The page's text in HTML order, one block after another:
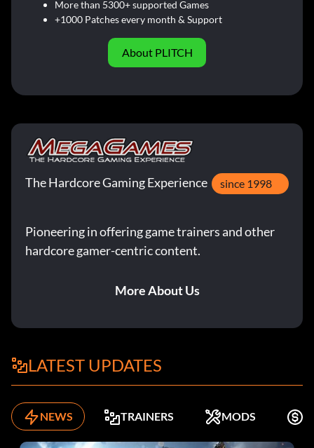
More than 5300+ supported Games
+1000 Patches every month & Support
About PLITCH
The Hardcore Gaming Experience since 1998
Pioneering in offering game trainers and other
hardcore gamer-centric content.
More About Us
LATEST UPDATES
NEWS TRAINERS MODS